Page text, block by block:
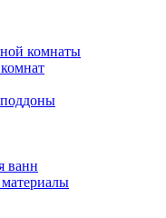
комнаты
ванн